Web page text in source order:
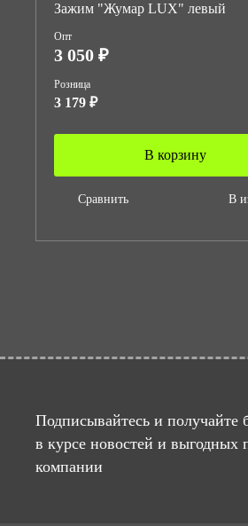
Зажим "Жумар LUX" левый
Опт
3 050 ₽
Розница
3 179 ₽
В корзину
Сравнить В
Подписывайтесь и получайте
в курсе новостей и выгодных
компании